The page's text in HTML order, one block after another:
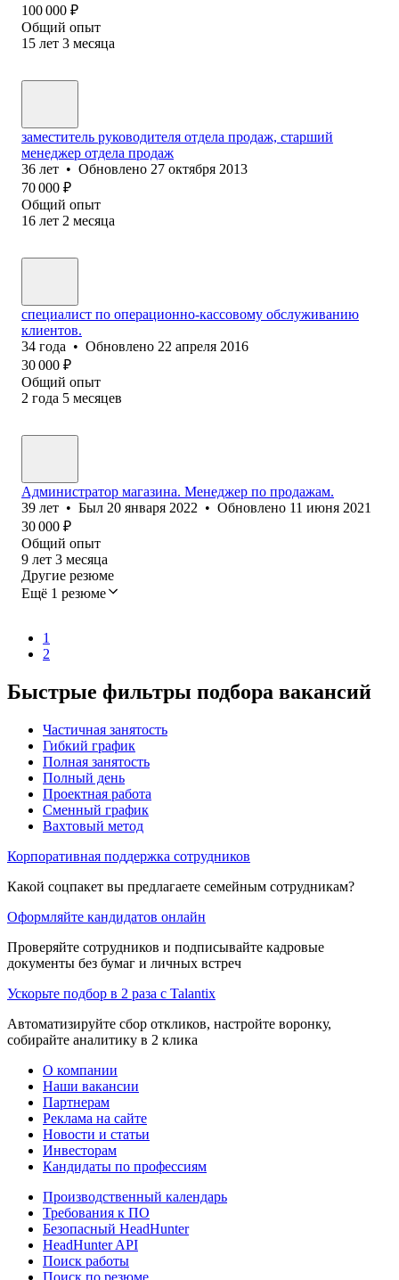
100 000 ₽
Общий опыт
15 лет 3 месяца
заместитель руководителя отдела продаж, старший
менеджер отдела продаж
36 лет • Обновлено 27 октября 2013
70 000 ₽
Общий опыт
16 лет 2 месяца
специалист по операционно-кассовому обслуживанию
клиентов.
34 года • Обновлено 22 апреля 2016
30 000 ₽
Общий опыт
2 года 5 месяцев
Администратор магазина. Менеджер по продажам.
39 лет • Был 20 января 2022 • Обновлено 11 июня 2021
30 000 ₽
Общий опыт
9 лет 3 месяца
Другие резюме
Ещё 1 резюме
1
2
Быстрые фильтры подбора вакансий
Частичная занятость
Гибкий график
Полная занятость
Полный день
Проектная работа
Сменный график
Вахтовый метод
Корпоративная поддержка сотрудников
Какой соцпакет вы предлагаете семейным сотрудникам?
Оформляйте кандидатов онлайн
Проверяйте сотрудников и подписывайте кадровые
документы без бумаг и личных встреч
Ускорьте подбор в 2 раза с Talantix
Автоматизируйте сбор откликов, настройте воронку,
собирайте аналитику в 2 клика
О компании
Наши вакансии
Партнерам
Реклама на сайте
Новости и статьи
Инвесторам
Кандидаты по профессиям
Производственный календарь
Требования к ПО
Безопасный HeadHunter
HeadHunter API
Поиск работы
Поиск по резюме